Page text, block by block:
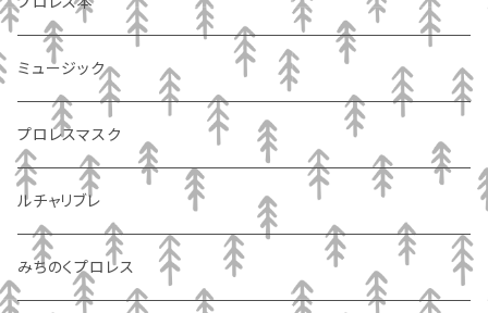
ミュージック
プロレスマスク
ルチャリブレ
みちのくプロレス